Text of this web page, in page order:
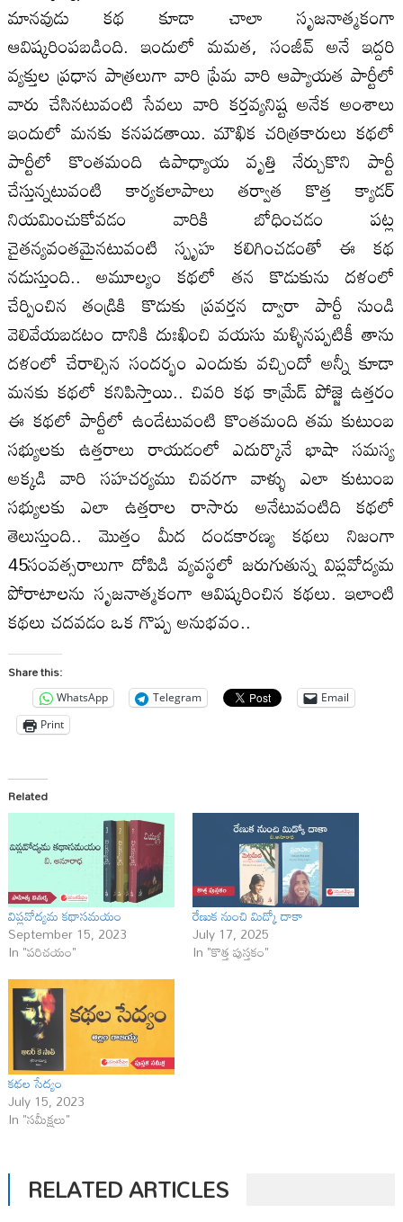
మానవుడు కథ కూడా చాలా సృజనాత్మకంగా
ఆవిష్కరింపబడింది. ఇందులో మమత, సంజీవ్ అనే ఇద్దరి
వ్యక్తుల ప్రధాన పాత్రలుగా వారి ప్రేమ వారి ఆప్యాయత పార్టీలో
వారు చేసినటువంటి సేవలు వారి కర్తవ్యనిష్ట అనేక అంశాలు
ఇందులో మనకు కనపడతాయి. మౌఖిక చరిత్రకారులు కథలో
పార్టీలో కొంతమంది ఉపాధ్యాయ వృత్తి నేర్చుకొని పార్టీ
చేస్తున్నటువంటి కార్యకలాపాలు తర్వాత కొత్త క్యాడర్
నియమించుకోవడం వారికి బోధించడం పట్ల
చైతన్యవంతమైనటువంటి స్పృహ కలిగించడంతో ఈ కథ
నడుస్తుంది.. అమూల్యం కథలో తన కొడుకును దళంలో
చేర్పించిన తండ్రికి కొడుకు ప్రవర్తన ద్వారా పార్టీ నుండి
వెలివేయబడటం దానికి దుఃఖించి వయసు మళ్ళినప్పటికీ తాను
దళంలో చేరాల్సిన సందర్భం ఎందుకు వచ్చిందో అన్నీ కూడా
మనకు కథలో కనిపిస్తాయి.. చివరి కథ కామ్రేడ్ పోజ్జె ఉత్తరం
ఈ కథలో పార్టీలో ఉండేటువంటి కొంతమంది తమ కుటుంబ
సభ్యులకు ఉత్తరాలు రాయడంలో ఎదుర్కొనే భాషా సమస్య
అక్కడి వారి సహచర్యము చివరగా వాళ్ళు ఎలా కుటుంబ
సభ్యులకు ఎలా ఉత్తరాల రాసారు అనేటువంటిది కథలో
తెలుస్తుంది.. మొత్తం మీద దండకారణ్య కథలు నిజంగా
45సంవత్సరాలుగా దోపిడి వ్యవస్థలో జరుగుతున్న విప్లవోద్యమ
పోరాటాలను సృజనాత్మకంగా ఆవిష్కరించిన కథలు. ఇలాంటి
కథలు చదవడం ఒక గొప్ప అనుభవం..
Share this:
WhatsApp Telegram
Email
Print
Related
విప్లవోద్యమ కథాసమయం
September 15, 2023
In "పరిచయం"
రేణుక నుంచి మిడ్కో దాకా
July 17, 2025
In "కొత్త పుస్తకం"
క‌థ‌ల సేద్యం
July 15, 2023
In "సమీక్షలు"
RELATED ARTICLES